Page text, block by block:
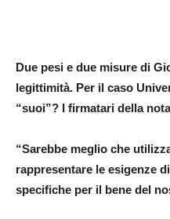
Due pesi e due misure di
legittimità. Per il caso
“suoi”? I firmatari della
“Sarebbe meglio che
rappresentare le esigenze
specifiche per il bene del